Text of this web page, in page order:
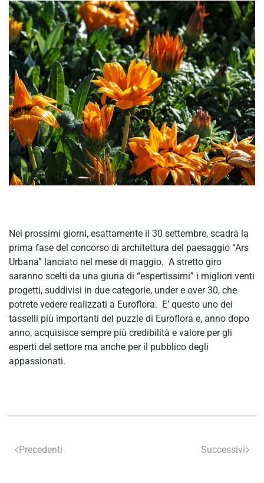
Nei prossimi giorni, esattamente il 30 settembre, scadrà la
prima fase del concorso di architettura del paesaggio “Ars
Urbana” lanciato nel mese di maggio. A stretto giro
saranno scelti da una giuria di “espertissimi” i migliori venti
progetti, suddivisi in due categorie, under e over 30, che
potrete vedere realizzati a Euroflora. E’ questo uno dei
tasselli più importanti del puzzle di Euroflora e, anno dopo
anno, acquisisce sempre più credibilità e valore per gli
esperti del settore ma anche per il pubblico degli
appassionati.
Precedenti Successivi